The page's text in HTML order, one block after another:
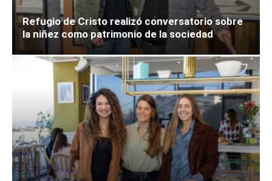
Refugio de Cristo realizó conversatorio sobre
la niñez como patrimonio de la sociedad